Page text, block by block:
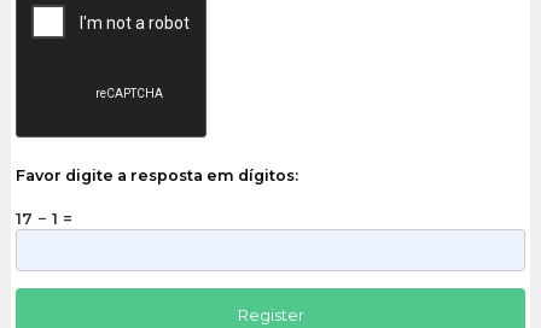
Favor digite a resposta em dígitos:
17 − 1 =